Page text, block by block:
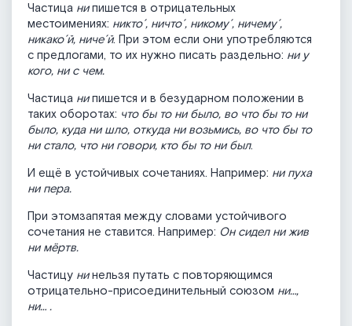
Частица нипишется в отрицательных
местоимениях: никто´, ничто´, никому´, ничему´,
никако´й, ниче´й. При этом если они употребляются
с предлогами, то их нужно писать раздельно: ни у
кого, ни с чем.
Частица нипишется и в безударном положении в
таких оборотах: что бы то ни было, во что бы то ни
было, куда ни шло, откуда ни возьмись, во что бы то
ни стало, что ни говори, кто бы то ни был.
И ещё в устойчивых сочетаниях. Например: ни пуха
ни пера.
При этомзапятая между словами устойчивого
сочетания не ставится. Например: Он сидел ни жив
ни мёртв.
Частицу нинельзя путать с повторяющимся
отрицательно-присоединительный союзом ни…,
ни… .